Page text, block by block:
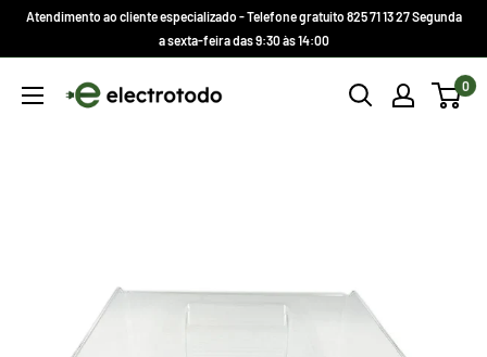
Atendimento ao cliente especializado - Telefone gratuito 825 71 13 27 Segunda
a sexta-feira das 9:30 às 14:00
Electrotodo.es 0